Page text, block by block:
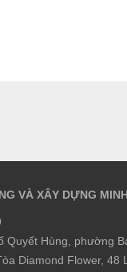
VÀ XÂY DỰNG
Quyết Hùng, phường
Diamond Flower, 48